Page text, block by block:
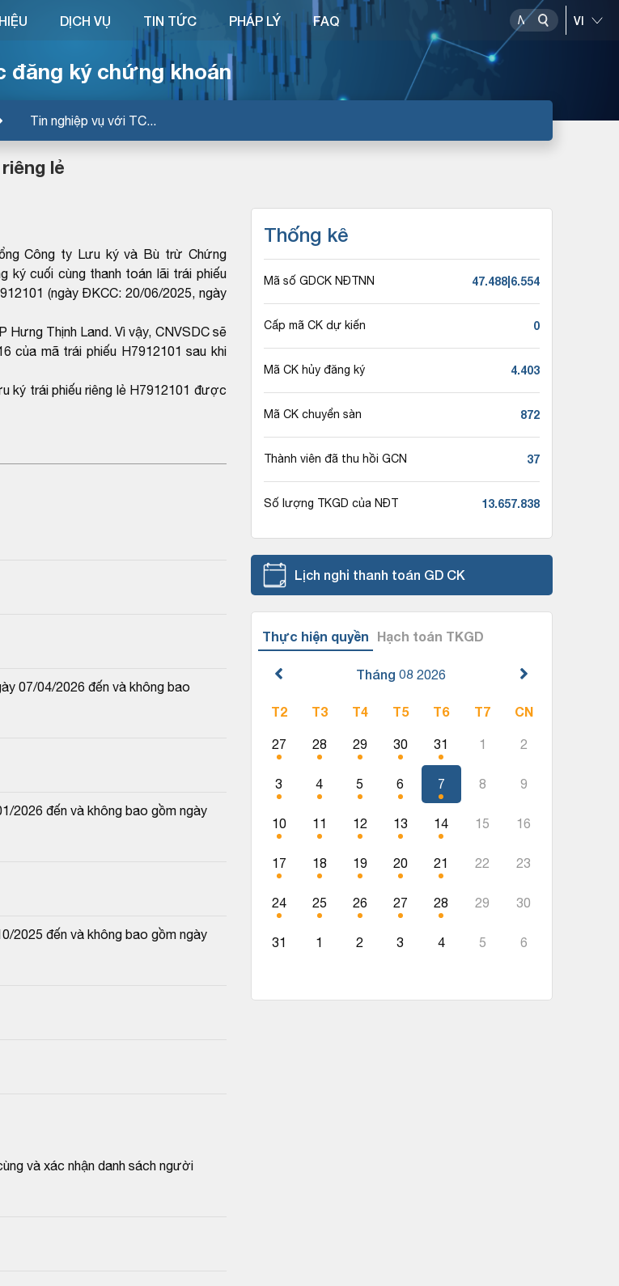
đăng ký chứng khoán
Tin nghiệp vụ với TC...
DỊCH VỤ TIN TỨC PHÁP LÝ FAQ
lẻ
Công ty Lưu ký và Bù trừ Chứng
ký cuối cùng thanh toán lãi trái phiếu
(ngày ĐKCC: 20/06/2025, ngày
Thịnh Land. Vì vậy, CNVSDC sẽ
của mã trái phiếu H7912101 sau khi
ký trái phiếu riêng lẻ H7912101 được
07/04/2026 đến và không bao
2026 đến và không bao gồm ngày
2025 đến và không bao gồm ngày
và xác nhận danh sách người
Thống kê
Mã số GDCK NĐTNN 47.488|6.554
Cấp mã CK dự kiến 0
Mã CK hủy đăng ký 4.403
Mã CK chuyển sàn 872
Thành viên đã thu hồi GCN 37
Số lượng TKGD của NĐT 13.657.838
Lịch nghỉ thanh toán GD CK
Thực hiện quyền Hạch toán TKGD
Tháng 08 2026
T2 T3 T4 T5 T6 T7 CN
27 28 29 30 31 1 2
3 4 5 6 7 8 9
10 11 12 13 14 15 16
17 18 19 20 21 22 23
24 25 26 27 28 29 30
31 1 2 3 4 5 6